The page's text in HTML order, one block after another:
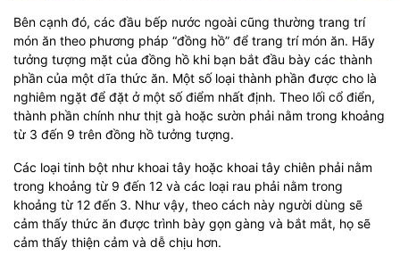
Bên cạnh đó, các đầu bếp nước ngoài cũng thường trang trí
món ăn theo phương pháp “đồng hồ” để trang trí món ăn. Hãy
tưởng tượng mặt của đồng hồ khi bạn bắt đầu bày các thành
phần của một dĩa thức ăn. Một số loại thành phần được cho là
nghiêm ngặt để đặt ở một số điểm nhất định. Theo lối cổ điển,
thành phần chính như thịt gà hoặc sườn phải nằm trong khoảng
từ 3 đến 9 trên đồng hồ tưởng tượng.
Các loại tinh bột như khoai tây hoặc khoai tây chiên phải nằm
trong khoảng từ 9 đến 12 và các loại rau phải nằm trong
khoảng từ 12 đến 3. Như vậy, theo cách này người dùng sẽ
cảm thấy thức ăn được trình bày gọn gàng và bắt mắt, họ sẽ
cảm thấy thiện cảm và dễ chịu hơn.